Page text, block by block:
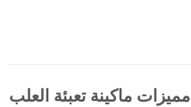
مميزات ماكينة تعبئة العلب